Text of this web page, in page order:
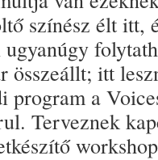
színész élt itt,
összeállt; itt
program a
Terveznek